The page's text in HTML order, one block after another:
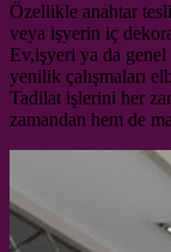
Özellikle anahtar
veya işyerin iç
Ev,işyeri ya da genel
yenilik çalışmaları
Tadilat işlerini her
zamandan hem de